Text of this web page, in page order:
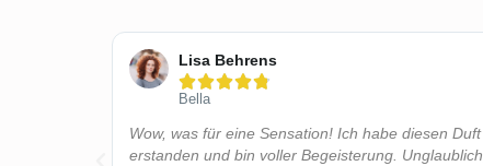
Lisa Behrens

Bella
Wow, was für eine Sensation! Ich habe diesen Duft
erstanden und bin voller Begeisterung. Unglaublich,